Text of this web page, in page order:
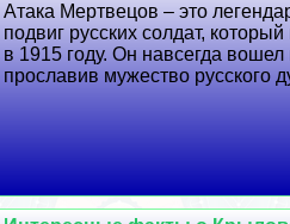
Атака Мертвецов – это
подвиг русских солдат,
в 1915 году. Он навсегда вошел
прославив мужество русского